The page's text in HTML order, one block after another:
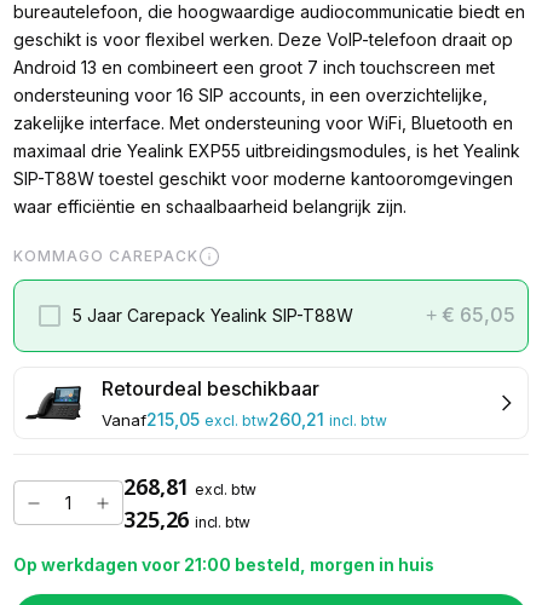
bureautelefoon, die hoogwaardige audiocommunicatie biedt en
geschikt is voor flexibel werken. Deze VoIP-telefoon draait op
Android 13 en combineert een groot 7 inch touchscreen met
ondersteuning voor 16 SIP accounts, in een overzichtelijke,
zakelijke interface. Met ondersteuning voor WiFi, Bluetooth en
maximaal drie Yealink EXP55 uitbreidingsmodules, is het Yealink
SIP-T88W toestel geschikt voor moderne kantooromgevingen
waar efficiëntie en schaalbaarheid belangrijk zijn.
KOMMAGO CAREPACK
5 Jaar Carepack Yealink SIP-T88W + € 65,05
Retourdeal beschikbaar
Vanaf215,05 excl. btw260,21 incl. btw
268,81 excl. btw
325,26 incl. btw
Op werkdagen voor 21:00 besteld, morgen in huis